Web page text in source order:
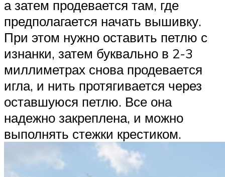
а затем продевается там, где
предполагается начать вышивку.
При этом нужно оставить петлю с
изнанки, затем буквально в 2-3
миллиметрах снова продевается
игла, и нить протягивается через
оставшуюся петлю. Все она
надежно закреплена, и можно
выполнять стежки крестиком.